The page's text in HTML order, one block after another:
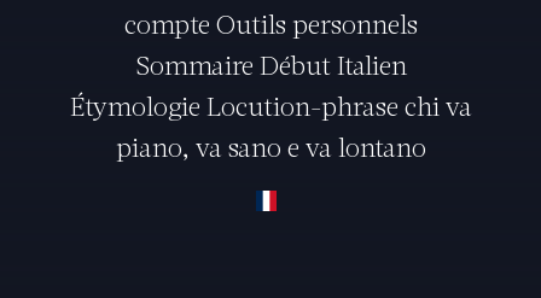
compte Outils personnels
Sommaire Début Italien
Étymologie Locution-phrase chi va
piano, va sano e va lontano